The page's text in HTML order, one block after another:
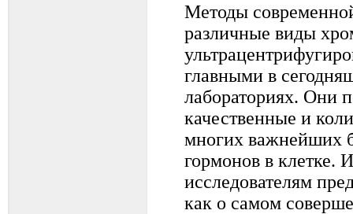
Методы
различные виды
главными в
лабораториях. Они
качественные и
многих важнейших
гормонов в клетке.
исследователям
как о самом